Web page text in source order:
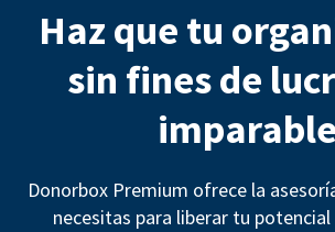
Haz que tu
sin fines de
imparable
Donorbox Premium ofrece la
necesitas para liberar tu